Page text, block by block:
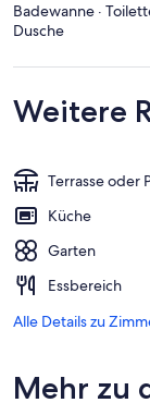
Badewanne ·
Dusche
Weitere
Terrasse oder
Küche
Garten
Essbereich
Alle Details zu
Mehr zu